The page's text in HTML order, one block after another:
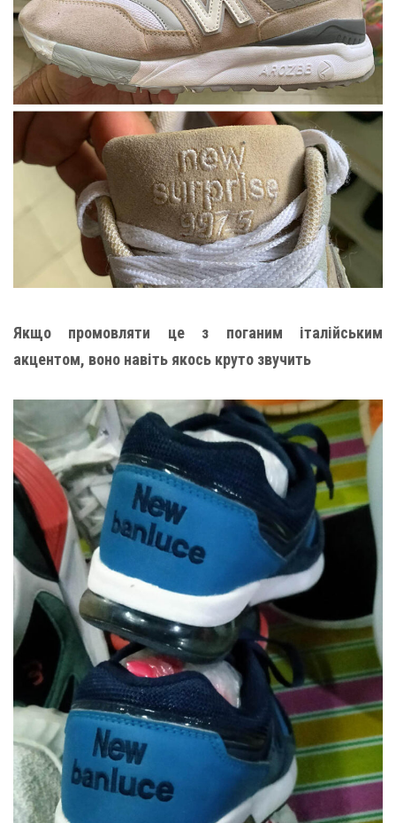
Якщо промовляти це з поганим італійським
акцентом, воно навіть якось круто звучить